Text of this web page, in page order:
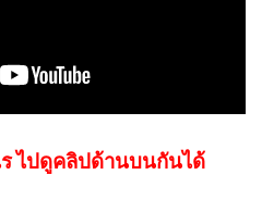
ร ไปดูคลิปด้านบนกันได้